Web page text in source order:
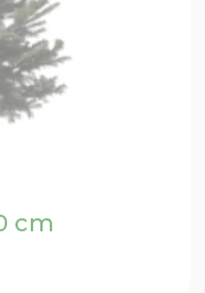
cm